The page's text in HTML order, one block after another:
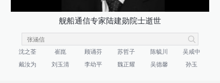
舰船通信专家陆建勋院士逝世
沈之荃 崔崑 顾诵芬 苏哲子 陈毓川
吴咸中
戴汝为
刘玉清 李幼平 魏正耀 吴德馨 孙玉